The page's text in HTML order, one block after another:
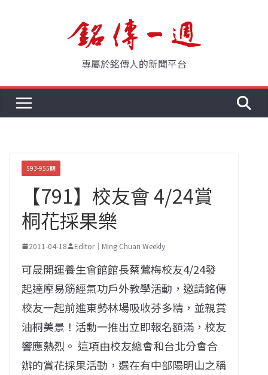
專屬於銘傳人的新聞平台
593-955期
【791】校友會 4/24賞
桐花採果樂
2011-04-18 Editor｜Ming Chuan Weekly
可晟開運養生會館館長蔡鶯梅校友4/24發
起達摩易筋經氣功戶外教學活動，邀請銘傳
校友一起前進東勢林場吸收芬多精，並親賞
油桐美景！活動一推出立即報名額滿，校友
響應熱烈。 這項由校友總會和台北分會合
辦的賞花採果活動，選在有中部陽明山之稱